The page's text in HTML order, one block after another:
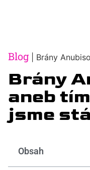
Blog Brány
Brány
aneb
jsme
Obsah